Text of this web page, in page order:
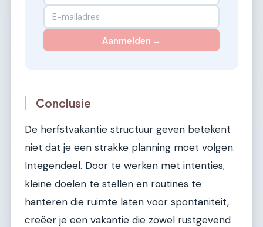
Aanmelden →
Conclusie
De herfstvakantie structuur geven betekent
niet dat je een strakke planning moet volgen.
Integendeel. Door te werken met intenties,
kleine doelen te stellen en routines te
hanteren die ruimte laten voor spontaniteit,
creëer je een vakantie die zowel rustgevend